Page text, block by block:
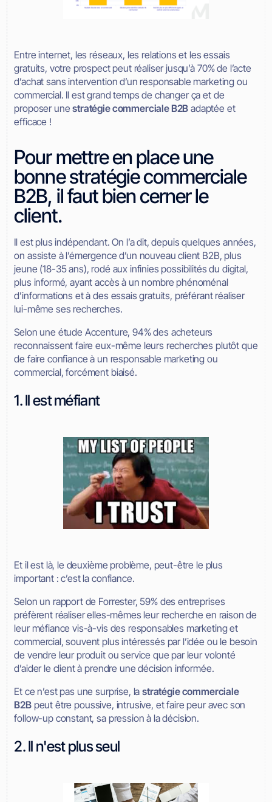
Entre internet, les réseaux, les relations et les essais
gratuits, votre prospect peut réaliser jusqu’à 70% de l’acte
d’achat sans intervention d’un responsable marketing ou
commercial. Il est grand temps de changer ça et de
proposer unestratégie commerciale B2B adaptée et
efficace !
Pour mettre en place une
bonne stratégie commerciale
B2B, il faut bien cerner le
client.
Il est plus indépendant. On l’a dit, depuis quelques années,
on assiste à l’émergence d’un nouveau client B2B, plus
jeune (18-35 ans), rodé aux infinies possibilités du digital,
plus informé, ayant accès à un nombre phénoménal
d’informations et à des essais gratuits, préférant réaliser
lui-même ses recherches.
Selon une étude Accenture, 94% des acheteurs
reconnaissent faire eux-même leurs recherches plutôt que
de faire confiance à un responsable marketing ou
commercial, forcément biaisé.
1. Il est méfiant
Et il est là, le deuxième problème, peut-être le plus
important : c’est la confiance.
Selon un rapport de Forrester, 59% des entreprises
préfèrent réaliser elles-mêmes leur recherche en raison de
leur méfiance vis-à-vis des responsables marketing et
commercial, souvent plus intéressés par l’idée ou le besoin
de vendre leur produit ou service que par leur volonté
d’aider le client à prendre une décision informée.
Et ce n’est pas une surprise, lastratégie commerciale
B2Bpeut être poussive, intrusive, et faire peur avec son
follow-up constant, sa pression à la décision.
2. Il n'est plus seul